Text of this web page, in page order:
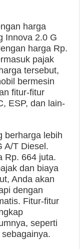
harga
Innova 2.0 G
harga Rp.
pajak
tersebut,
bermesin
fitur-fitur
ESP, dan lain-
berharga lebih
A/T Diesel.
Rp. 664 juta.
dan biaya
Anda akan
dengan
Fitur-fitur
seperti